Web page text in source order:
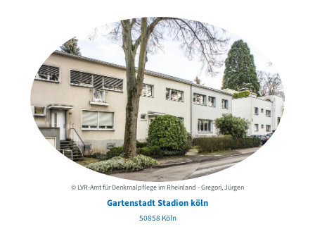
© LVR-Amt für Denkmalpflege im Rheinland - Gregori, Jürgen
Gartenstadt Stadion köln
50858 Köln